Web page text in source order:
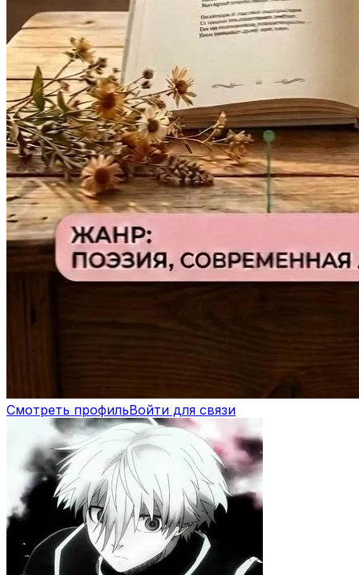
Смотреть профильВойти для связи